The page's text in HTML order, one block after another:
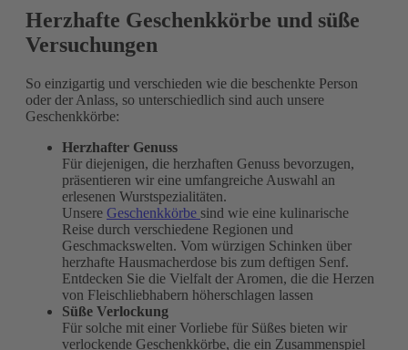
Herzhafte Geschenkkörbe und süße
Versuchungen
So einzigartig und verschieden wie die beschenkte Person
oder der Anlass, so unterschiedlich sind auch unsere
Geschenkkörbe:
Herzhafter Genuss
Für diejenigen, die herzhaften Genuss bevorzugen,
präsentieren wir eine umfangreiche Auswahl an
erlesenen Wurstspezialitäten.
Unsere Geschenkkörbe sind wie eine kulinarische
Reise durch verschiedene Regionen und
Geschmackswelten. Vom würzigen Schinken über
herzhafte Hausmacherdose bis zum deftigen Senf.
Entdecken Sie die Vielfalt der Aromen, die die Herzen
von Fleischliebhabern höherschlagen lassen
Süße Verlockung
Für solche mit einer Vorliebe für Süßes bieten wir
verlockende Geschenkkörbe, die ein Zusammenspiel